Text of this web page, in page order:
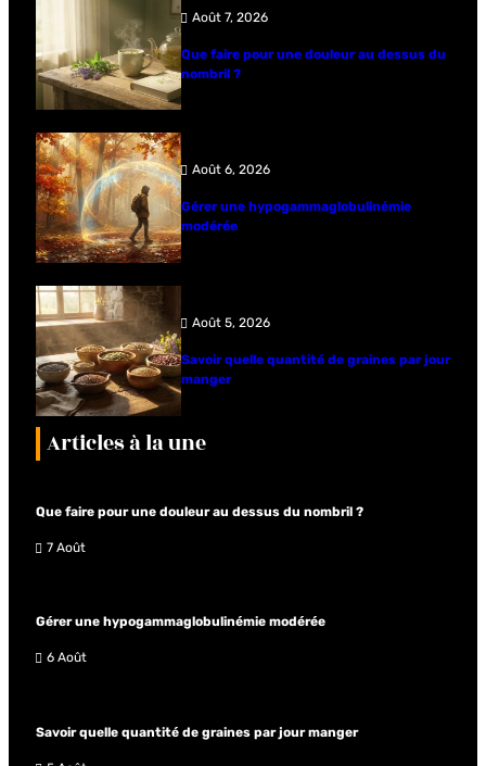
Août 7, 2026
Que faire pour une douleur au dessus du
nombril ?
Août 6, 2026
Gérer une hypogammaglobulinémie
modérée
Août 5, 2026
Savoir quelle quantité de graines par jour
manger
Articles à la une
Que faire pour une douleur au dessus du nombril ?
7 Août
Gérer une hypogammaglobulinémie modérée
6 Août
Savoir quelle quantité de graines par jour manger